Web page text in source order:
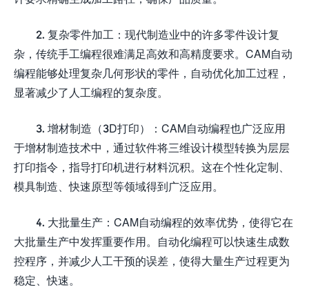
2. 复杂零件加工：现代制造业中的许多零件设计复
杂，传统手工编程很难满足高效和高精度要求。CAM自动
编程能够处理复杂几何形状的零件，自动优化加工过程，
显著减少了人工编程的复杂度。
3. 增材制造（3D打印）：CAM自动编程也广泛应用
于增材制造技术中，通过软件将三维设计模型转换为层层
打印指令，指导打印机进行材料沉积。这在个性化定制、
模具制造、快速原型等领域得到广泛应用。
4. 大批量生产：CAM自动编程的效率优势，使得它在
大批量生产中发挥重要作用。自动化编程可以快速生成数
控程序，并减少人工干预的误差，使得大量生产过程更为
稳定、快速。